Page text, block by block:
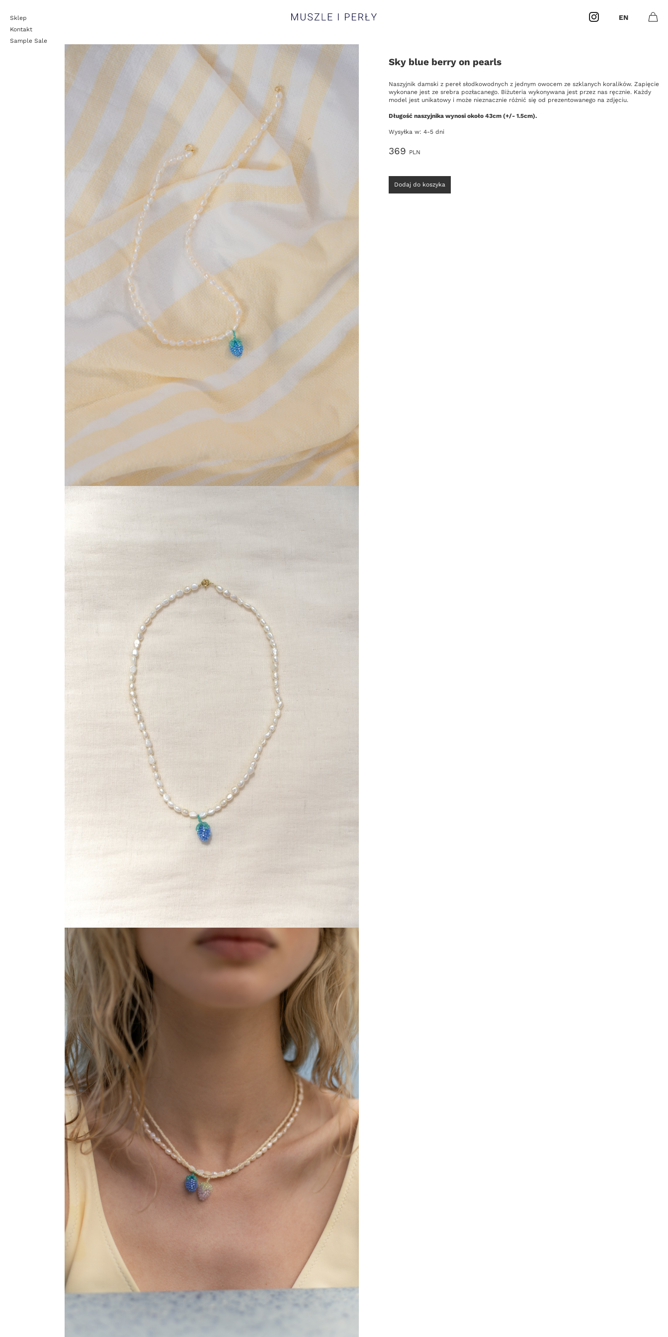
Muszle i Perły Instagram EN
Masz
0
Sklep
Kontakt
Sample Sale
Sky blue berry on pearls
Opis
Naszyjnik damski z pereł słodkowodnych z jednym owocem ze szklanych koralików. Zapięcie
wykonane jest ze srebra pozłacanego. Biżuteria wykonywana jest przez nas ręcznie. Każdy
model jest unikatowy i może nieznacznie różnić się od prezentowanego na zdjęciu.
Długość naszyjnika wynosi około 43cm (+/- 1.5cm).
Wysyłka w: 4-5 dni
369 PLN
Dodaj do koszyka